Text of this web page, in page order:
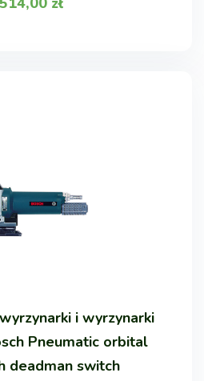
i wyrzynarki
Pneumatic orbital
deadman switch